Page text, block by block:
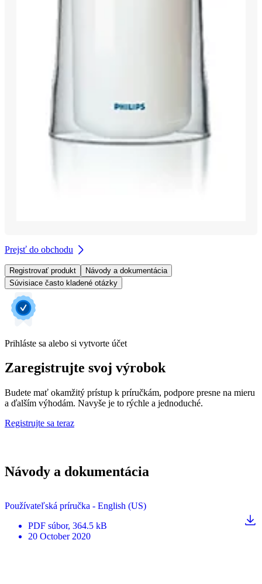
Prejsť do obchodu
Registrovať produkt
Návody a dokumentácia
Súvisiace často kladené otázky
Prihláste sa alebo si vytvorte účet
Zaregistrujte svoj výrobok
Budete mať okamžitý prístup k príručkám, podpore presne na mieru
a ďalším výhodám. Navyše je to rýchle a jednoduché.
Registrujte sa teraz
Návody a dokumentácia
Používateľská príručka - English (US)
PDF súbor, 364.5 kB
20 October 2020